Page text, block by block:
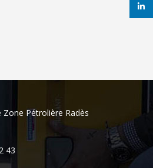
Zone Pétrolière Radès
43